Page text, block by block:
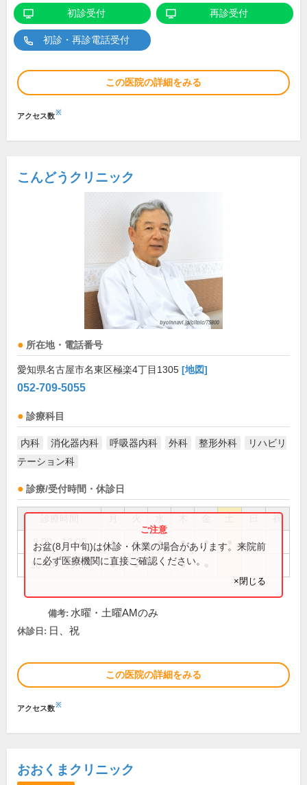
初診受付 再診受付
初診・再診電話受付
この医院の詳細をみる
アクセス数※
こんどうクリニック
所在地・電話番号
愛知県名古屋市名東区極楽4丁目1305 [地図]
052-709-5055
診療科目
内科 消化器内科 呼吸器内科 外科 整形外科
リハビリ
テーション科
診療/受付時間・休診日
祝
9:00～12:00 ● ● ● ● ●
16:00～19:00 ● ● ●
お盆(8月中旬)は休診・休業の場合があります。来院前
に必ず医療機関に直接ご確認ください。
×閉じる
備考: 水曜・土曜AMのみ
休診日: 日、祝
この医院の詳細をみる
アクセス数※
おおくまクリニック